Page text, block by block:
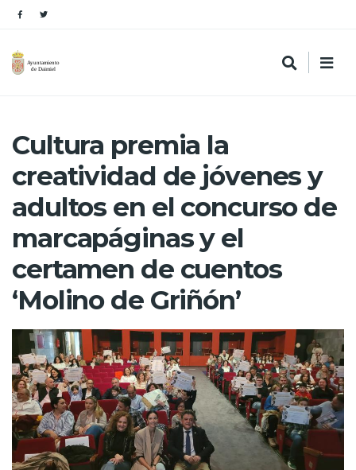
Cultura premia la
creatividad de jóvenes y
adultos en el concurso de
marcapáginas y el
certamen de cuentos
‘Molino de Griñón’